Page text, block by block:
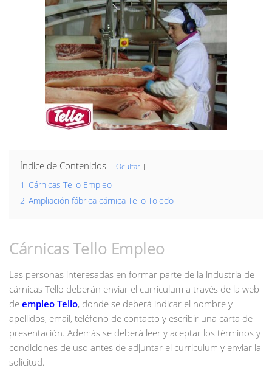
Índice de Contenidos Ocultar
1 Cárnicas Tello Empleo
2 Ampliación fábrica cárnica Tello Toledo
Cárnicas Tello Empleo
Las personas interesadas en formar parte de la industria de
cárnicas Tello deberán enviar el curriculum a través de la web
de empleo Tello, donde se deberá indicar el nombre y
apellidos, email, teléfono de contacto y escribir una carta de
presentación. Además se deberá leer y aceptar los términos y
condiciones de uso antes de adjuntar el curriculum y enviar la
solicitud.